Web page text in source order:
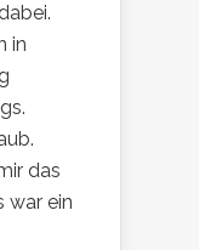
in
das
war ein